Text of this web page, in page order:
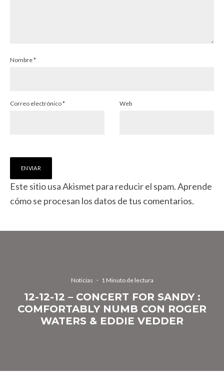
Nombre*
Correo electrónico* Web
Este sitio usa Akismet para reducir el spam.Aprende
cómo se procesan los datos de tus comentarios.
Noticias · 1 Minuto de lectura
12-12-12 – CONCERT FOR SANDY :
COMFORTABLY NUMB CON ROGER
WATERS & EDDIE VEDDER